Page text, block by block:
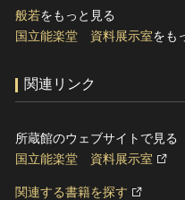
般若をもっと見る
国立能楽堂 資料展示室をも
関連リンク
所蔵館のウェブサイトで見る
国立能楽堂 資料展示室
関連する書籍を探す